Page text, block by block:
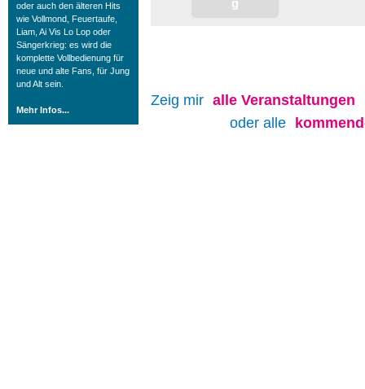
oder auch den älteren Hits
wie Vollmond, Feuertaufe,
Liam, Ai Vis Lo Lop oder
Sängerkrieg: es wird die
komplette Vollbedienung für
neue und alte Fans, für Jung
und Alt sein.
Mehr Infos...
Zeig mir alle Veranstaltungen
oder alle